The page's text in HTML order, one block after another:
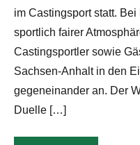
im Castingsport statt.
sportlich fairer
Castingsportler sowie
Sachsen-Anhalt in den
gegeneinander an. Der
Duelle […]